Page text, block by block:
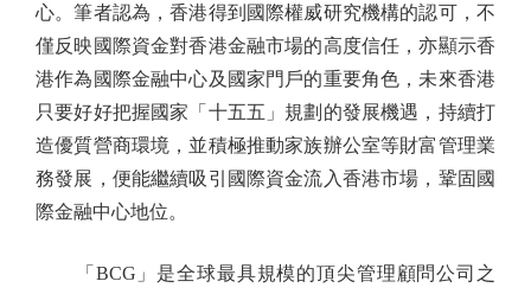
心。筆者認為，香港得到國際權威研究機構的認可，不
僅反映國際資金對香港金融市場的高度信任，亦顯示香
港作為國際金融中心及國家門戶的重要角色，未來香港
只要好好把握國家「十五五」規劃的發展機遇，持續打
造優質營商環境，並積極推動家族辦公室等財富管理業
務發展，便能繼續吸引國際資金流入香港市場，鞏固國
際金融中心地位。
「BCG」是全球最具規模的頂尖管理顧問公司之